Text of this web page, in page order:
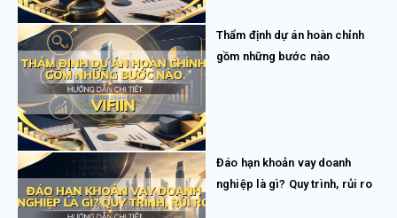
Thẩm định dự án hoàn chỉnh
gồm những bước nào
Đáo hạn khoản vay doanh
nghiệp là gì? Quy trình, rủi ro